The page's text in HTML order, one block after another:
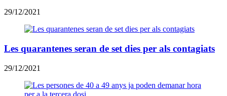
29/12/2021
Les quarantenes seran de set dies per als contagiats
29/12/2021